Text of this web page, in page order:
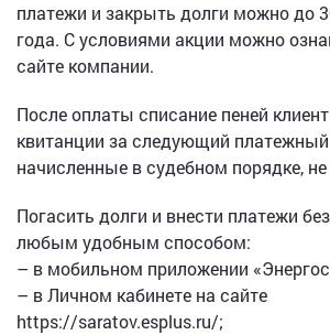
платежи и закрыть долги можно до
года. С условиями акции можно
сайте компании.
После оплаты списание пеней
квитанции за следующий
начисленные в судебном порядке,
Погасить долги и внести платежи
любым удобным способом:
– в мобильном приложении
– в Личном кабинете на сайте
https://saratov.esplus.ru/;